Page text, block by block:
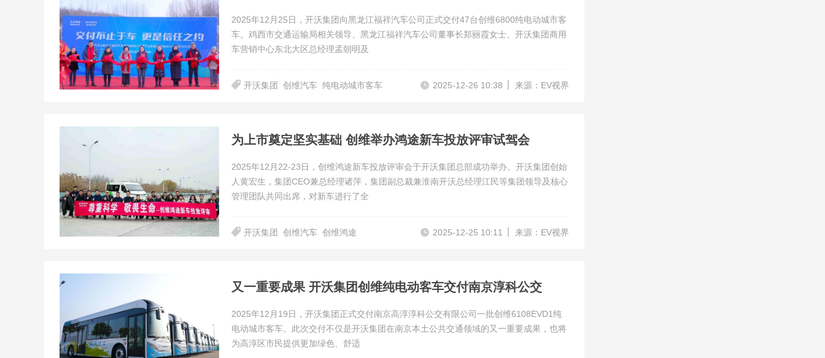
2025年12月25日，开沃集团向黑龙江福祥汽车公司正式交付47台创维6800纯电动城市客
车。鸡西市交通运输局相关领导、黑龙江福祥汽车公司董事长郑丽霞女士、开沃集团商用
车营销中心东北大区总经理孟朝明及
开沃集团 创维汽车 纯电动城市客车 来源：EV视界
2025-12-26 10:38
为上市奠定坚实基础 创维举办鸿途新车投放评审试驾会
2025年12月22-23日，创维鸿途新车投放评审会于开沃集团总部成功举办。开沃集团创始
人黄宏生，集团CEO兼总经理诸萍，集团副总裁兼淮南开沃总经理江民等集团领导及核心
管理团队共同出席，对新车进行了全
开沃集团 创维汽车 创维鸿途 来源：EV视界
2025-12-25 10:11
又一重要成果 开沃集团创维纯电动客车交付南京淳科公交
​2025年12月19日，开沃集团正式交付南京高淳淳科公交有限公司一批创维6108EVD1纯
电动城市客车。此次交付不仅是开沃集团在南京本土公共交通领域的又一重要成果，也将
为高淳区市民提供更加绿色、舒适